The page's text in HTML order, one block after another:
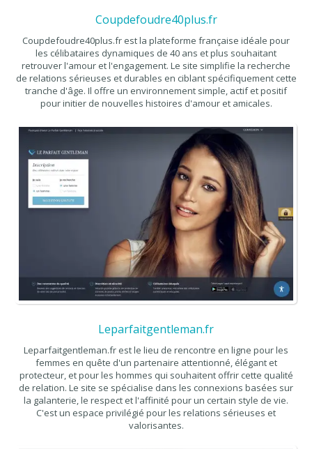
Coupdefoudre40plus.fr
Coupdefoudre40plus.fr est la plateforme française idéale pour
les célibataires dynamiques de 40 ans et plus souhaitant
retrouver l'amour et l'engagement. Le site simplifie la recherche
de relations sérieuses et durables en ciblant spécifiquement cette
tranche d'âge. Il offre un environnement simple, actif et positif
pour initier de nouvelles histoires d'amour et amicales.
Leparfaitgentleman.fr
Leparfaitgentleman.fr est le lieu de rencontre en ligne pour les
femmes en quête d'un partenaire attentionné, élégant et
protecteur, et pour les hommes qui souhaitent offrir cette qualité
de relation. Le site se spécialise dans les connexions basées sur
la galanterie, le respect et l'affinité pour un certain style de vie.
C'est un espace privilégié pour les relations sérieuses et
valorisantes.